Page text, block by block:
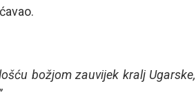
božjom zauvijek kralj Ugarske,